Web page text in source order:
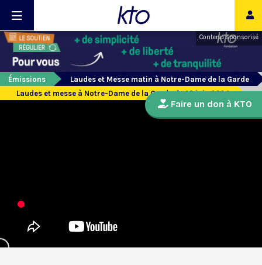
Contenu sponsorisé
Émissions
Laudes et Messe matin à Notre-Dame de la Garde
Laudes et messe à Notre-Dame de la Garde du 18 juin 2024
Faire un don à KTO